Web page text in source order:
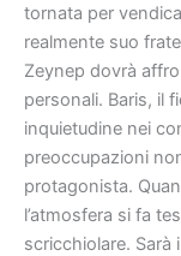
tornata per
realmente suo
Zeynep dovrà
personali. Baris, il
inquietudine nei
preoccupazioni
protagonista.
l’atmosfera si fa
scricchiolare. Sarà